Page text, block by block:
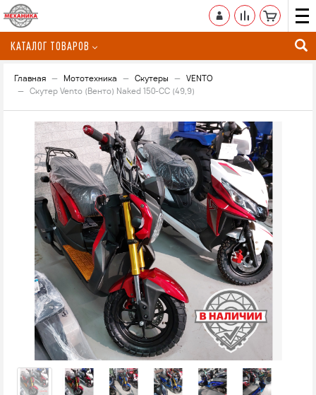
КАТАЛОГ ТОВАРОВ
Главная Мототехника Скутеры
VENTO
Скутер Vento (Венто) Naked 150-СС (49,9)